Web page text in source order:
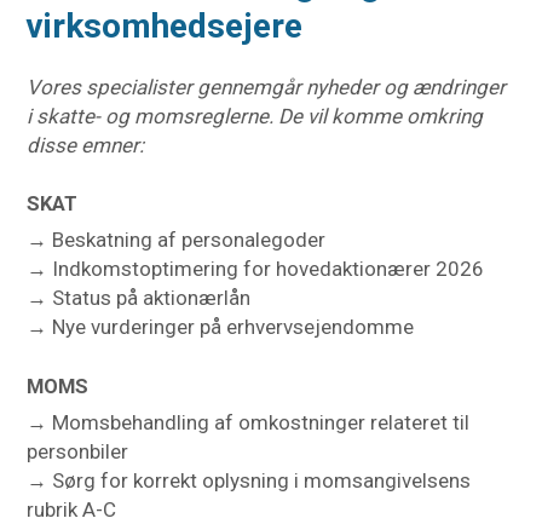
virksomhedsejere
Vores specialister gennemgår nyheder og ændringer
i skatte- og momsreglerne. De vil komme omkring
disse emner:
SKAT
→ Beskatning af personalegoder
→ Indkomstoptimering for hovedaktionærer 2026
→ Status på aktionærlån
→ Nye vurderinger på erhvervsejendomme
MOMS
→ Momsbehandling af omkostninger relateret til
personbiler
→ Sørg for korrekt oplysning i momsangivelsens
rubrik A-C